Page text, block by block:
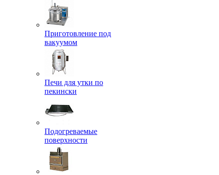
Приготовление под
вакуумом
Печи для утки по
пекински
Подогреваемые
поверхности